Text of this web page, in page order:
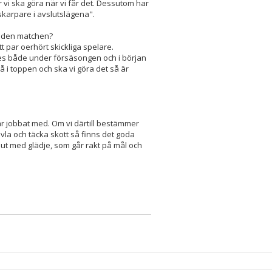
ska göra när vi får det. Dessutom har
i avslutslägena".
matchen?
par oerhört skickliga spelare.
både under försäsongen och i början
i toppen och ska vi göra det så är
jobbat med. Om vi därtill bestämmer
och täcka skott så finns det goda
med glädje, som går rakt på mål och